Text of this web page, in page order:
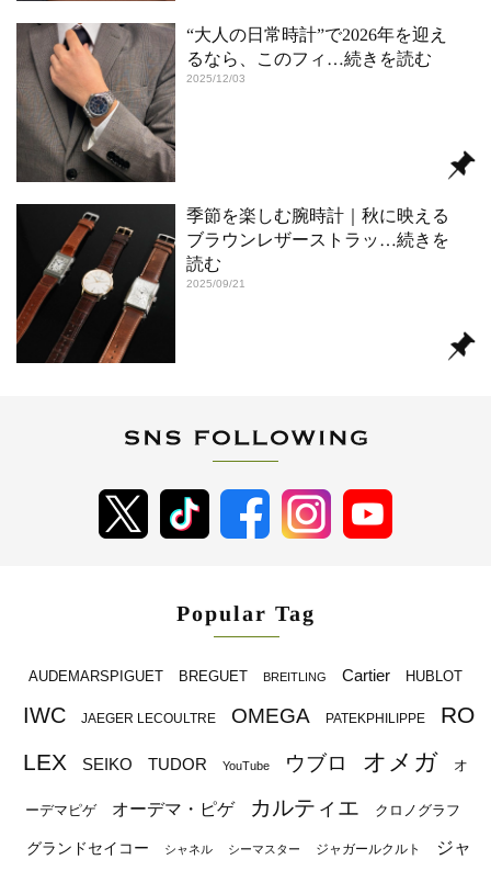
“大人の日常時計”で2026年を迎え
るなら、このフィ …続きを読む
2025/12/03
季節を楽しむ腕時計｜秋に映える
ブラウンレザーストラッ …続きを
読む
2025/09/21
Popular Tag
AUDEMARSPIGUET BREGUET BREITLING Cartier HUBLOT
IWC JAEGER LECOULTRE OMEGA PATEKPHILIPPE
RO
LEX
SEIKO TUDOR YouTube ウブロ オメガ オ
ーデマピゲ オーデマ・ピゲ カルティエ クロノグラフ
グランドセイコー シャネル シーマスター ジャガールクルト
ジャ